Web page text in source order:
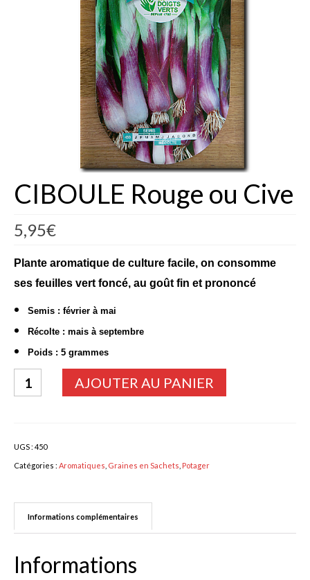
Oignons – Ail – Echalotte
Graines en Sachets
Aromatiques
Bio
Fraicheurs d’Antan
Potagères
Tomates
Bulbes – Graines fleurs
Tulipes
Jacinthes
Callas – arum
Dahlias
CIBOULE Rouge ou Cive
5,95€
Plante aromatique de culture facile, on consomme
ses feuilles vert foncé, au goût fin et prononcé
Semis : février à mai
Récolte : mais à septembre
Poids : 5 grammes
quantité
de
ou
Cive
AJOUTER AU PANIER
UGS : 450
Catégories : Aromatiques Graines en Sachets Potager
Informations complémentaires
Informations